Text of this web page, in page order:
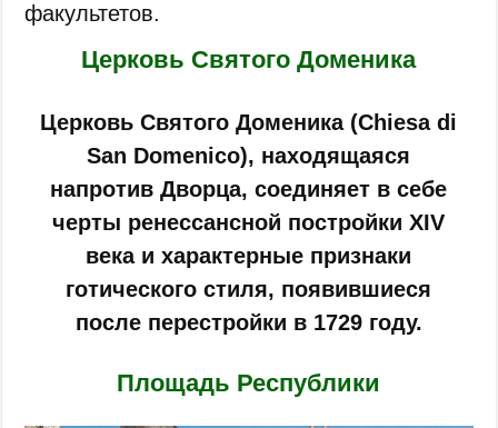
факультетов.
Церковь Святого Доменика
Церковь Святого Доменика (Chiesa di
San Domenico), находящаяся
напротив Дворца, соединяет в себе
черты ренессансной постройки XIV
века и характерные признаки
готического стиля, появившиеся
после перестройки в 1729 году.
Площадь Республики